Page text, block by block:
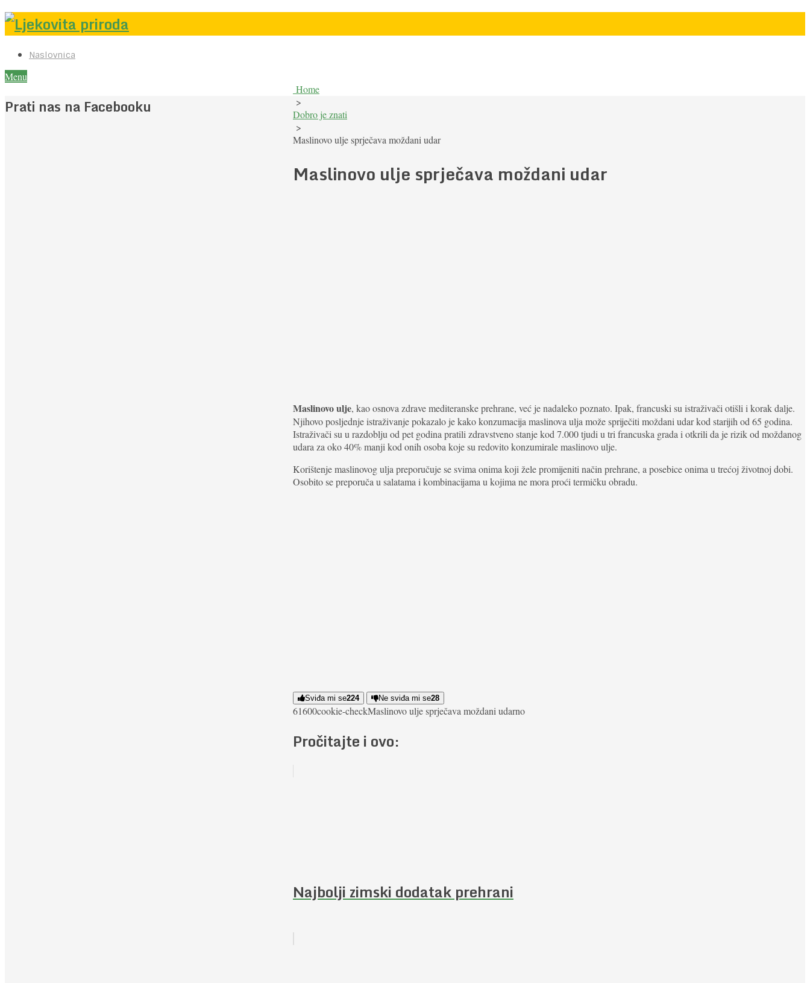
Naslovnica
Menu
Home
>
Dobro je znati
>
Maslinovo ulje sprječava moždani udar
Maslinovo ulje sprječava moždani udar
Maslinovo ulje, kao osnova zdrave mediteranske prehrane, već je nadaleko poznato. Ipak, francuski su istraživači otišli i korak dalje.
Njihovo posljednje istraživanje pokazalo je kako konzumacija maslinova ulja može spriječiti moždani udar kod starijih od 65 godina.
Istraživači su u razdoblju od pet godina pratili zdravstveno stanje kod 7.000 tjudi u tri francuska grada i otkrili da je rizik od moždanog
udara za oko 40% manji kod onih osoba koje su redovito konzumirale maslinovo ulje.
Korištenje maslinovog ulja preporučuje se svima onima koji žele promijeniti način prehrane, a posebice onima u trećoj životnoj dobi.
Osobito se preporuča u salatama i kombinacijama u kojima ne mora proći termičku obradu.
Sviđa mi se224 Ne sviđa mi se28
61600cookie-checkMaslinovo ulje sprječava moždani udarno
Pročitajte i ovo:
Najbolji zimski dodatak prehrani
Prati nas na Facebooku